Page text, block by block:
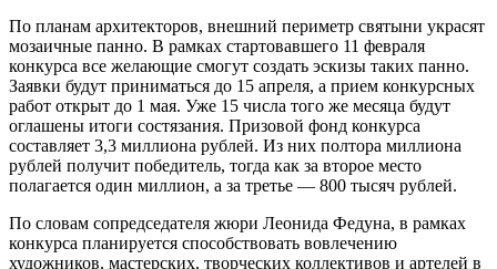
По планам архитекторов, внешний периметр святыни украсят
мозаичные панно. В рамках стартовавшего 11 февраля
конкурса все желающие смогут создать эскизы таких панно.
Заявки будут приниматься до 15 апреля, а прием конкурсных
работ открыт до 1 мая. Уже 15 числа того же месяца будут
оглашены итоги состязания. Призовой фонд конкурса
составляет 3,3 миллиона рублей. Из них полтора миллиона
рублей получит победитель, тогда как за второе место
полагается один миллион, а за третье — 800 тысяч рублей.
По словам сопредседателя жюри Леонида Федуна, в рамках
конкурса планируется способствовать вовлечению
художников, мастерских, творческих коллективов и артелей в